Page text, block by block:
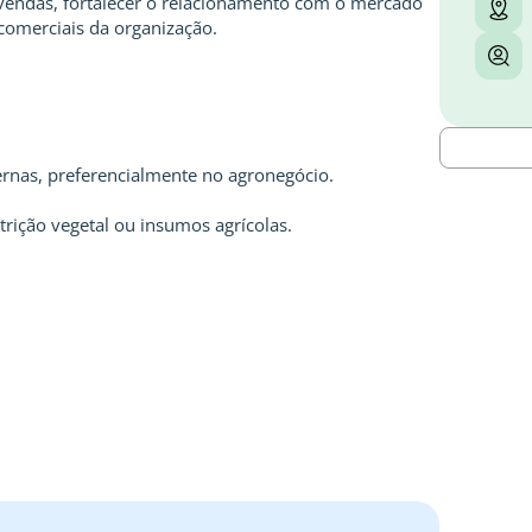
da organização.
preferencialmente no agronegócio.
vegetal ou insumos agrícolas.